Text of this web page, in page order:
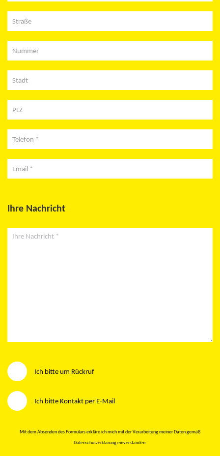
Ihre Nachricht
Ihre Nachricht
Ich bitte um Rückruf
Ich bitte Kontakt per E-Mail
Mit dem Absenden des Formulars erkläre ich mich mit der Verarbeitung meiner Daten gemäß
Datenschutzerklärungeinverstanden.